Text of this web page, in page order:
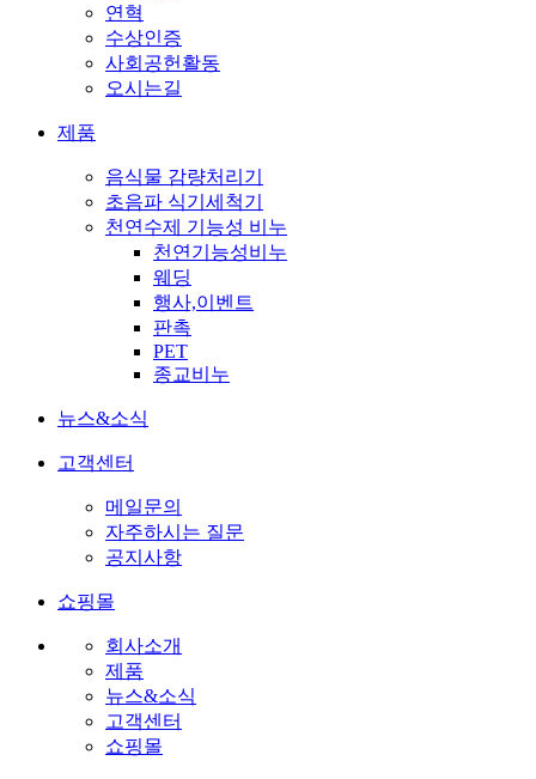
연혁
수상인증
사회공헌활동
오시는길
제품
음식물 감량처리기
초음파 식기세척기
천연수제 기능성 비누
천연기능성비누
웨딩
행사,이벤트
판촉
PET
종교비누
뉴스&소식
고객센터
메일문의
자주하시는 질문
공지사항
쇼핑몰
회사소개
제품
뉴스&소식
고객센터
쇼핑몰